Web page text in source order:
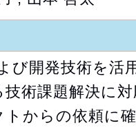
び開発技術を活
術課題解決に
からの依頼に